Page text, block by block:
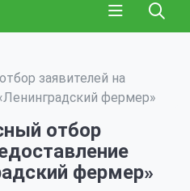
заявителей на
фермер»
отбор
фермер»